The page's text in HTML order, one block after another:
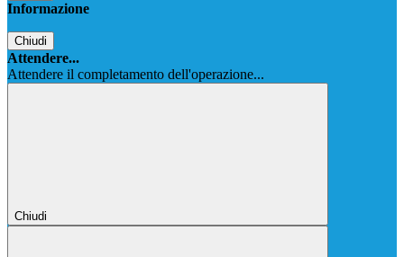
Informazione
Chiudi
Attendere...
Attendere il completamento dell'operazione...
Chiudi